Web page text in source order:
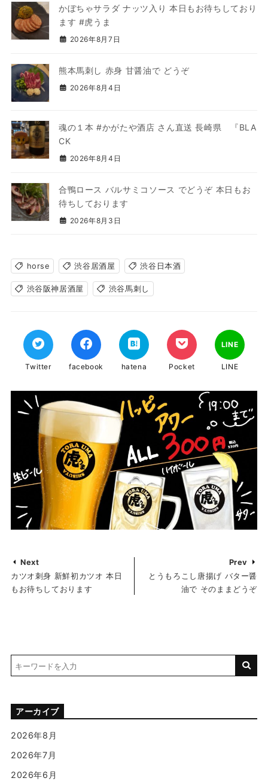
かぼちゃサラダ ナッツ入り 本日もお待ちしており
ます #虎うま
2026年8月7日
熊本馬刺し 赤身 甘醤油で どうぞ
2026年8月4日
魂の１本 #かがたや酒店 さん直送 長崎県 『BLA
CK
2026年8月4日
合鴨ロース バルサミコソース でどうぞ 本日もお
待ちしております
2026年8月3日
horse 渋谷居酒屋 渋谷日本酒
渋谷阪神居酒屋 渋谷馬刺し
Twitter facebook hatena Pocket
LINE
LINE
Next
カツオ刺身 新鮮初カツオ 本日
もお待ちしております
Prev
とうもろこし唐揚げ バター醤
油で そのままどうぞ
アーカイブ
2026年8月
2026年7月
2026年6月